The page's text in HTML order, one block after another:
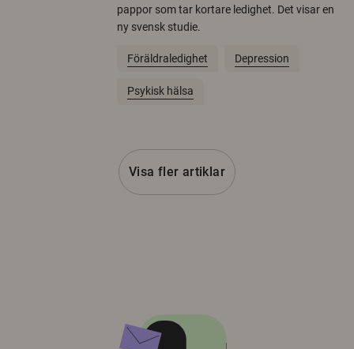
pappor som tar kortare ledighet. Det visar en
ny svensk studie.
Föräldraledighet Depression
Psykisk hälsa
Visa fler artiklar